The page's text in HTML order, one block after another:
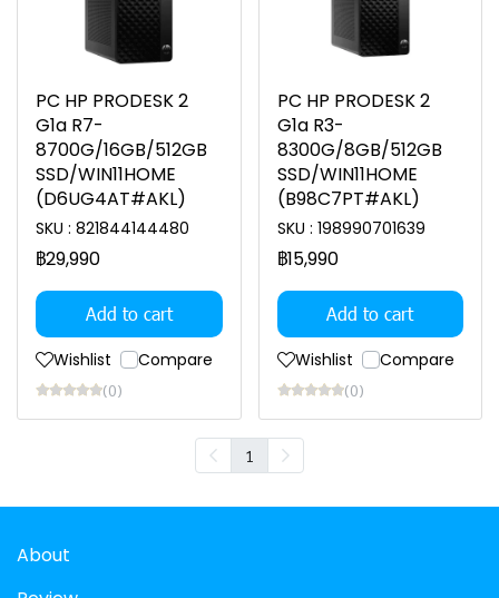
PC HP PRODESK 2
G1a R7-
8700G/16GB/512GB
SSD/WIN11HOME
(D6UG4AT#AKL)
SKU : 821844144480
฿29,990
Add to cart
Wishlist Compare
(0)
PC HP PRODESK 2
G1a R3-
8300G/8GB/512GB
SSD/WIN11HOME
(B98C7PT#AKL)
SKU : 198990701639
฿15,990
Add to cart
Wishlist Compare
(0)
1
About